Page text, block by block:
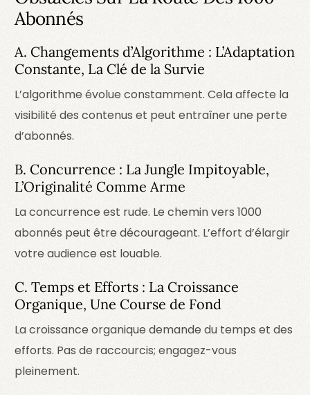
Abonnés
A. Changements d’Algorithme : L’Adaptation
Constante, La Clé de la Survie
L’algorithme évolue constamment. Cela affecte la
visibilité des contenus et peut entraîner une perte
d’abonnés.
B. Concurrence : La Jungle Impitoyable,
L’Originalité Comme Arme
La concurrence est rude. Le chemin vers 1000
abonnés peut être décourageant. L’effort d’élargir
votre audience est louable.
C. Temps et Efforts : La Croissance
Organique, Une Course de Fond
La croissance organique demande du temps et des
efforts. Pas de raccourcis; engagez-vous
pleinement.